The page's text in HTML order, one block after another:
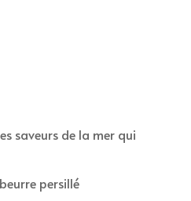
saveurs de la mer qui
persillé